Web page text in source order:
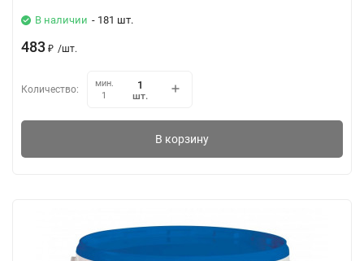
В наличии - 181 шт.
483 ₽ /шт.
Количество:
мин.
1
шт.
В корзину